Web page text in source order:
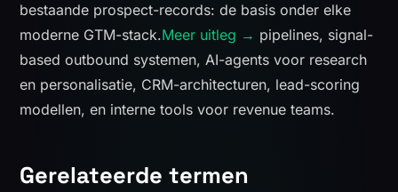
bestaande prospect-records: de basis onder elke
moderne GTM-stack.Meer uitleg → pipelines, signal-
based outbound systemen, AI-agents voor research
en personalisatie, CRM-architecturen, lead-scoring
modellen, en interne tools voor revenue teams.
Gerelateerde termen